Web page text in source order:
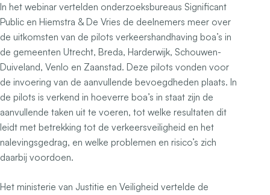
In het webinar vertelden onderzoeksbureaus Significant
Public en Hiemstra & De Vries de deelnemers meer over
de uitkomsten van de pilots verkeershandhaving boa’s in
de gemeenten Utrecht, Breda, Harderwijk, Schouwen-
Duiveland, Venlo en Zaanstad. Deze pilots vonden voor
de invoering van de aanvullende bevoegdheden plaats. In
de pilots is verkend in hoeverre boa’s in staat zijn de
aanvullende taken uit te voeren, tot welke resultaten dit
leidt met betrekking tot de verkeersveiligheid en het
nalevingsgedrag, en welke problemen en risico’s zich
daarbij voordoen.
Het ministerie van Justitie en Veiligheid vertelde de